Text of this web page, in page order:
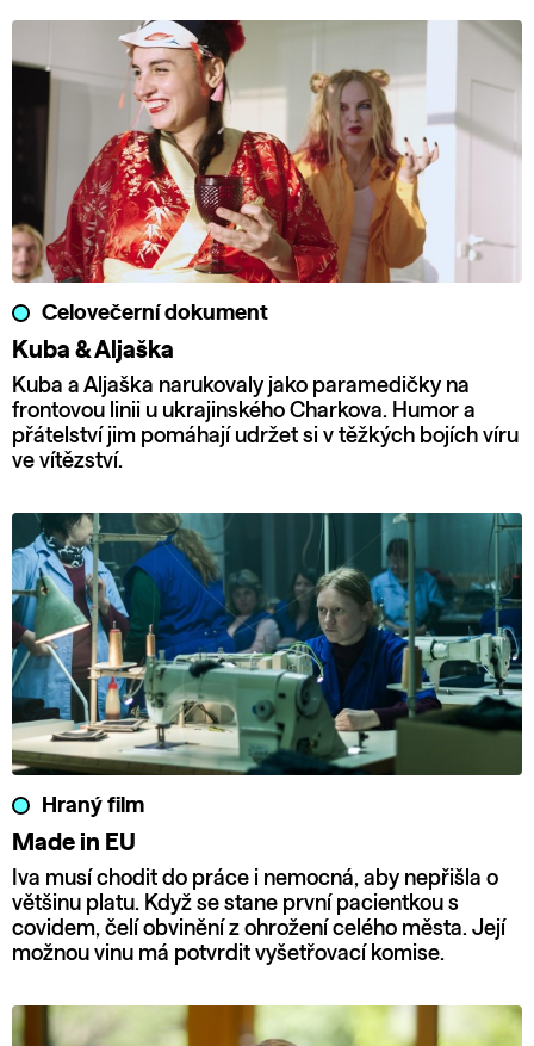
Celovečerní dokument
Kuba & Aljaška
Kuba a Aljaška narukovaly jako paramedičky na
frontovou linii u ukrajinského Charkova. Humor a
přátelství jim pomáhají udržet si v těžkých bojích víru
ve vítězství.
Hraný film
Made in EU
Iva musí chodit do práce i nemocná, aby nepřišla o
většinu platu. Když se stane první pacientkou s
covidem, čelí obvinění z ohrožení celého města. Její
možnou vinu má potvrdit vyšetřovací komise.